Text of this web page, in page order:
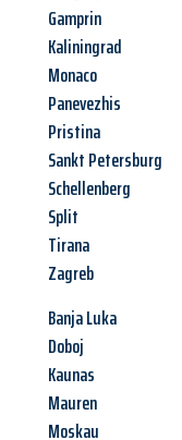
Gamprin
Kaliningrad
Monaco
Panevezhis
Pristina
Sankt Petersburg
Schellenberg
Split
Tirana
Zagreb
Banja Luka
Doboj
Kaunas
Mauren
Moskau